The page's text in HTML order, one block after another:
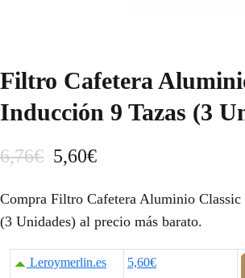
Filtro Cafetera
Inducción 9 Tazas (3
6,76€ E
p
r
5,60€E
p
r
Compra Filtro Cafetera Aluminio Classic
(3 Unidades) al precio más barato.
Leroymerlin.es 5,60€